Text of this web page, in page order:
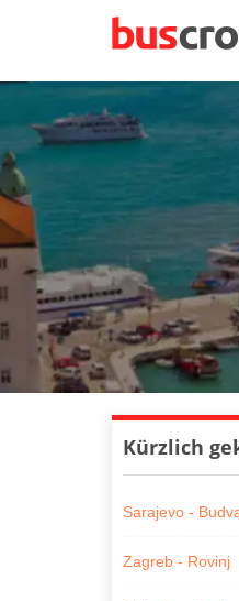
Kürzlich
Sarajevo -
Zagreb - Rovinj